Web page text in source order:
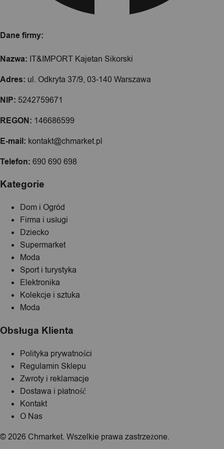
Dane firmy:
Nazwa: IT&IMPORT Kajetan Sikorski
Adres: ul. Odkryta 37/9, 03-140 Warszawa
NIP: 5242759671
REGON: 146686599
E-mail: kontakt@chmarket.pl
Telefon: 690 690 698
Kategorie
Dom i Ogród
Firma i usługi
Dziecko
Supermarket
Moda
Sport i turystyka
Elektronika
Kolekcje i sztuka
Moda
Obsługa Klienta
Polityka prywatności
Regulamin Sklepu
Zwroty i reklamacje
Dostawa i płatność
Kontakt
O Nas
© 2026 Chmarket. Wszelkie prawa zastrzeżone.